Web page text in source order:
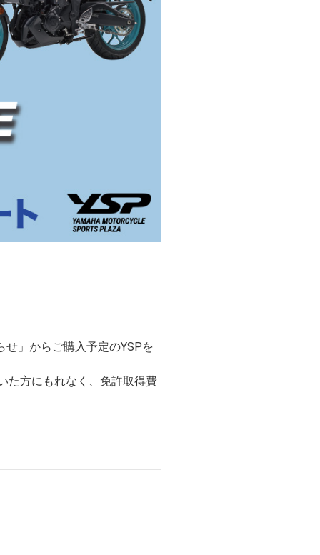
」からご購入予定のYSPを
た方にもれなく、免許取得費